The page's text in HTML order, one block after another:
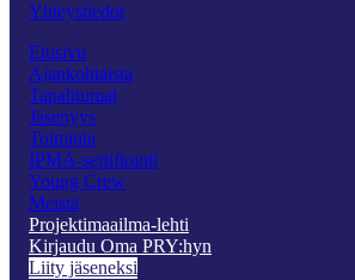
Yhteystiedot
Etusivu
Ajankohtaista
Tapahtumat
Jäsenyys
Toiminta
IPMA-sertifiointi
Young Crew
Meistä
Projektimaailma-lehti
Kirjaudu Oma PRY:hyn
Liity jäseneksi